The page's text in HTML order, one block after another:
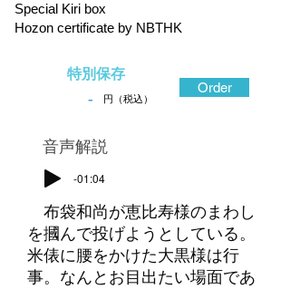
Special Kiri box
Hozon certificate by NBTHK
特別保存
- 円（税込）
Order
​音声解説
-01:04
布袋和尚が恵比寿様のまわし
を摑んで投げようとしている。
米俵に腰をかけた大黒様は行
事。なんとお目出たい場面であ